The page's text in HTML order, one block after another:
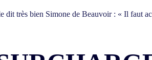
dit très bien Simone de Beauvoir : « Il faut